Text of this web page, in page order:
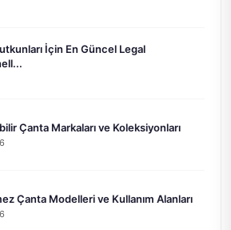
İçin En Güncel Legal
Çanta Markaları ve Koleksiyonları
Çanta Modelleri ve Kullanım Alanları